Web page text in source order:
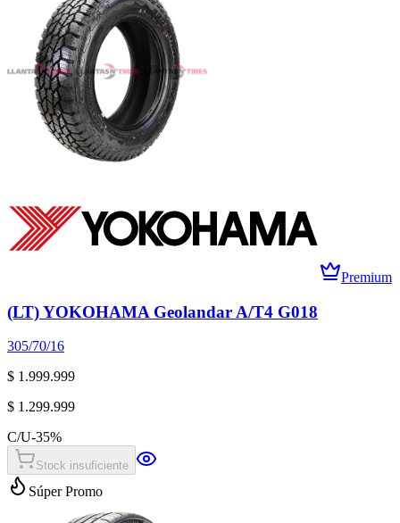
Premium
(LT) YOKOHAMA Geolandar A/T4 G018
305/70/16
$ 1.999.999
$ 1.299.999
C/U-35%
Stock insuficiente
Súper Promo